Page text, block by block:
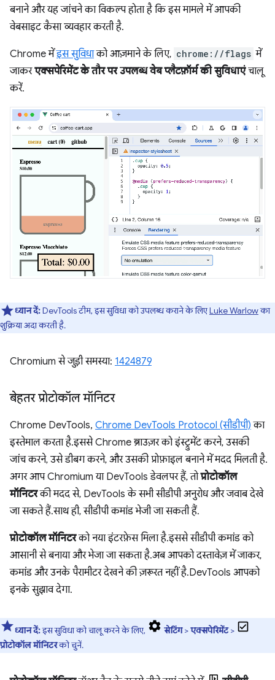
बनाने और यह जांचने का विकल्प होता है कि इस मामले में आपकी
वेबसाइट कैसा व्यवहार करती है.
Chrome मेंइस सुविधाको आज़माने के लिए, chrome://flags में
जाकरएक्सपेरिमेंट के तौर पर उपलब्ध वेब प्लैटफ़ॉर्म की सुविधाएंचालू
करें.
ध्यान दें:DevTools टीम, इस सुविधा को उपलब्ध कराने के लिएLuke Warlowका
शुक्रिया अदा करती है.
Chromium से जुड़ी समस्या: 1424879
बेहतर प्रोटोकॉल मॉनिटर
Chrome DevTools, Chrome DevTools Protocol (सीडीपी) का
इस्तेमाल करता है. इससे Chrome ब्राउज़र को इंस्ट्रुमेंट करने, उसकी
जांच करने, उसे डीबग करने, और उसकी प्रोफ़ाइल बनाने में मदद मिलती है.
अगर आप Chromium या DevTools डेवलपर हैं, तोप्रोटोकॉल
मॉनिटरकी मदद से, DevTools के सभी सीडीपी अनुरोध और जवाब देखे
जा सकते हैं. साथ ही, सीडीपी कमांड भेजी जा सकती हैं.
प्रोटोकॉल मॉनिटरको नया इंटरफ़ेस मिला है. इससे सीडीपी कमांड को
आसानी से बनाया और भेजा जा सकता है. अब आपको दस्तावेज़ में जाकर,
कमांड और उनके पैरामीटर देखने की ज़रूरत नहीं है. DevTools आपको
इनके सुझाव देगा.
ध्यान दें:इस सुविधा को चालू करने के लिए, सेटिंग>एक्सपेरिमेंट>
प्रोटोकॉल मॉनिटरको चुनें.